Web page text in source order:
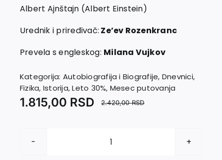
Albert Ajnštajn (Albert Einstein)
Urednik i priređivač: Ze’ev Rozenkranc
Prevela s engleskog: Milana Vujkov
Kategorija: Autobiografija i Biografije, Dnevnici,
Fizika, Istorija,Leto 30%, Mesec putovanja
2.420,00RSD
1.815,00 RSD
PUTNI